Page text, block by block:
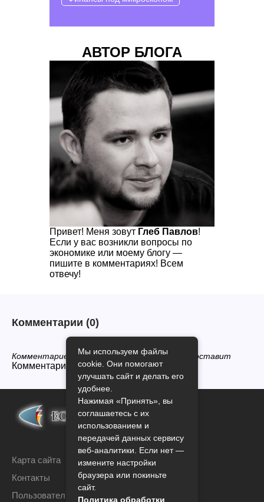
АВТОР БЛОГА
Привет! Меня зовут Глеб Павлов!
Если у вас возникли вопросы по
экономике или моему блогу —
пишите в комментариях! Всем
отвечу!
Комментарии (0)
Комментариев нет, будьте первым кто его оставит
Комментарии закрыты.
Карта сайта
Контакты
Пользовательское соглашение
Мы используем файлы
cookie. Они помогают
улучшать сайт и делать его
удобнее.
Нажимая «Принять», вы
соглашаетесь с их
использованием и
передачей данных сервису
веб-аналитики. Если нет —
измените настройки
браузера или покиньте
сайт.
Политика обработки